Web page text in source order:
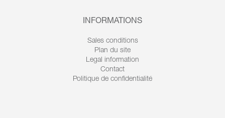
INFORMATIONS
Sales conditions
Plan du site
Legal information
Contact
Politique de confidentialité